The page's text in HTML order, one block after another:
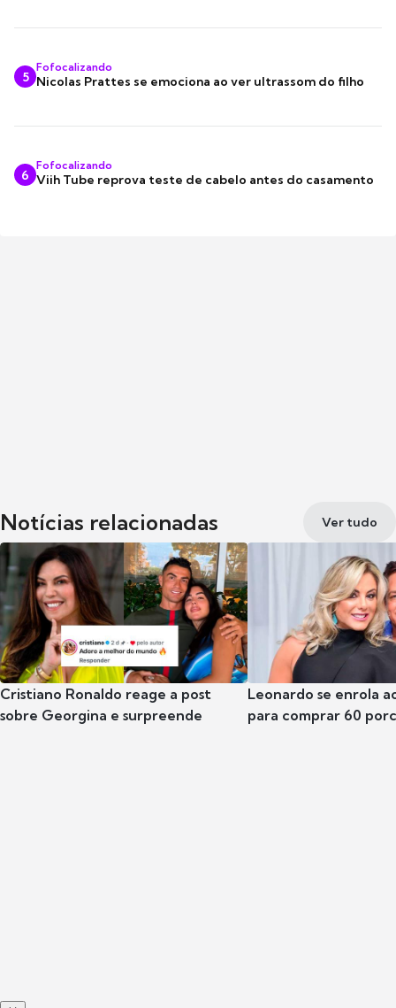
5
Fofocalizando
Nicolas Prattes se emociona ao ver ultrassom do filho
6
Fofocalizando
Viih Tube reprova teste de cabelo antes do casamento
Notícias relacionadas Ver tudo
Cristiano Ronaldo reage a post
sobre Georgina e surpreende
Leonardo se enrola
para comprar 60